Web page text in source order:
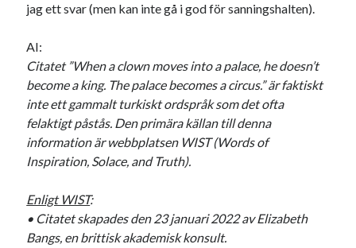
jag ett svar (men kan inte gå i god för sanningshalten).
AI:
Citatet ”When a clown moves into a palace, he doesn’t
become a king. The palace becomes a circus.” är faktiskt
inte ett gammalt turkiskt ordspråk som det ofta
felaktigt påstås. Den primära källan till denna
information är webbplatsen WIST (Words of
Inspiration, Solace, and Truth).
Enligt WIST:
• Citatet skapades den 23 januari 2022 av Elizabeth
Bangs, en brittisk akademisk konsult.